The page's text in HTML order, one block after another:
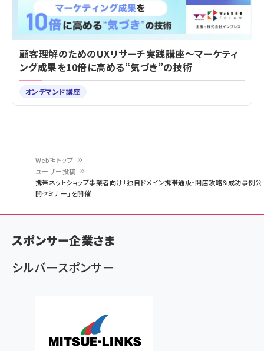
く
ず
Web担トップ
ユーザー投稿
携帯ネットショップ事業者向け「独自ドメイン携帯通販・開店攻略＆成功事例公
開セミナー」を開催
顧客理解のためのUXリサーチ実践講座～マーケティ
ング成果を10倍に高める“気づき”の技術
オンデマンド講座
スポンサー企業さま
シルバースポンサー